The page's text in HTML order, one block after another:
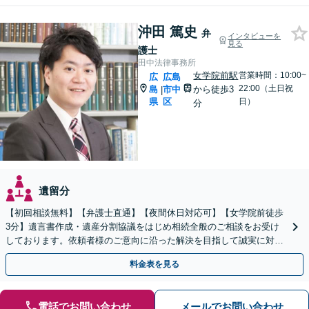
沖田 篤史 弁
護士
インタビューを
見る
田中法律事務所
広
島
県
|
広島
市中
区
女学院前駅
から徒歩3
分
営業時間：10:00~
22:00（土日祝
日）
遺留分
【初回相談無料】【弁護士直通】【夜間休日対応可】【女学院前徒歩
3分】遺言書作成・遺産分割協議をはじめ相続全般のご相談をお受け
しております。依頼者様のご意向に沿った解決を目指して誠実に対応
いたします。お気軽にご相談下さい。
料金表を見る
電話でお問い合わせ メールでお問い合わせ